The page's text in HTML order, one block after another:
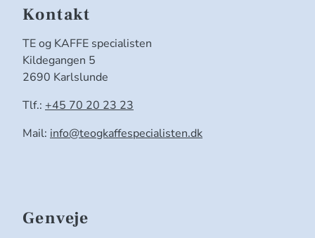
Kontakt
TE og KAFFE specialisten
Kildegangen 5
2690 Karlslunde
Tlf.: +45 70 20 23 23
Mail: info@teogkaffespecialisten.dk
Genveje